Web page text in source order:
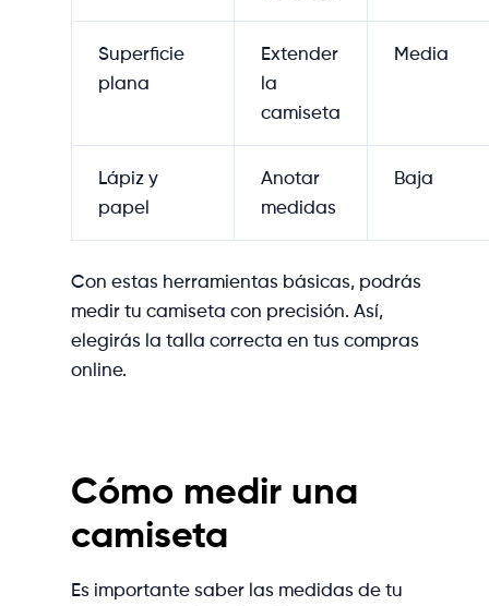
Superficie
plana
Extender
la
camiseta
Media
Lápiz y
papel
Anotar
medidas
Baja
Con estas herramientas básicas, podrás
medir tu camiseta con precisión. Así,
elegirás la talla correcta en tus compras
online.
Cómo medir una
camiseta
Es importante saber las medidas de tu